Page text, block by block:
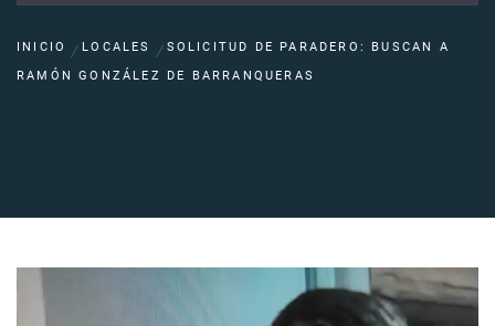
INICIO LOCALES
SOLICITUD DE PARADERO: BUSCAN A
RAMÓN GONZÁLEZ DE BARRANQUERAS